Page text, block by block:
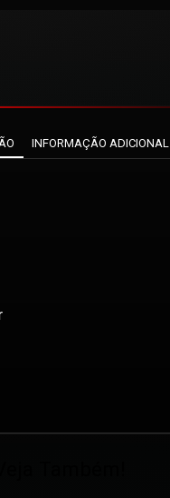
INFORMAÇÃO ADICIONAL